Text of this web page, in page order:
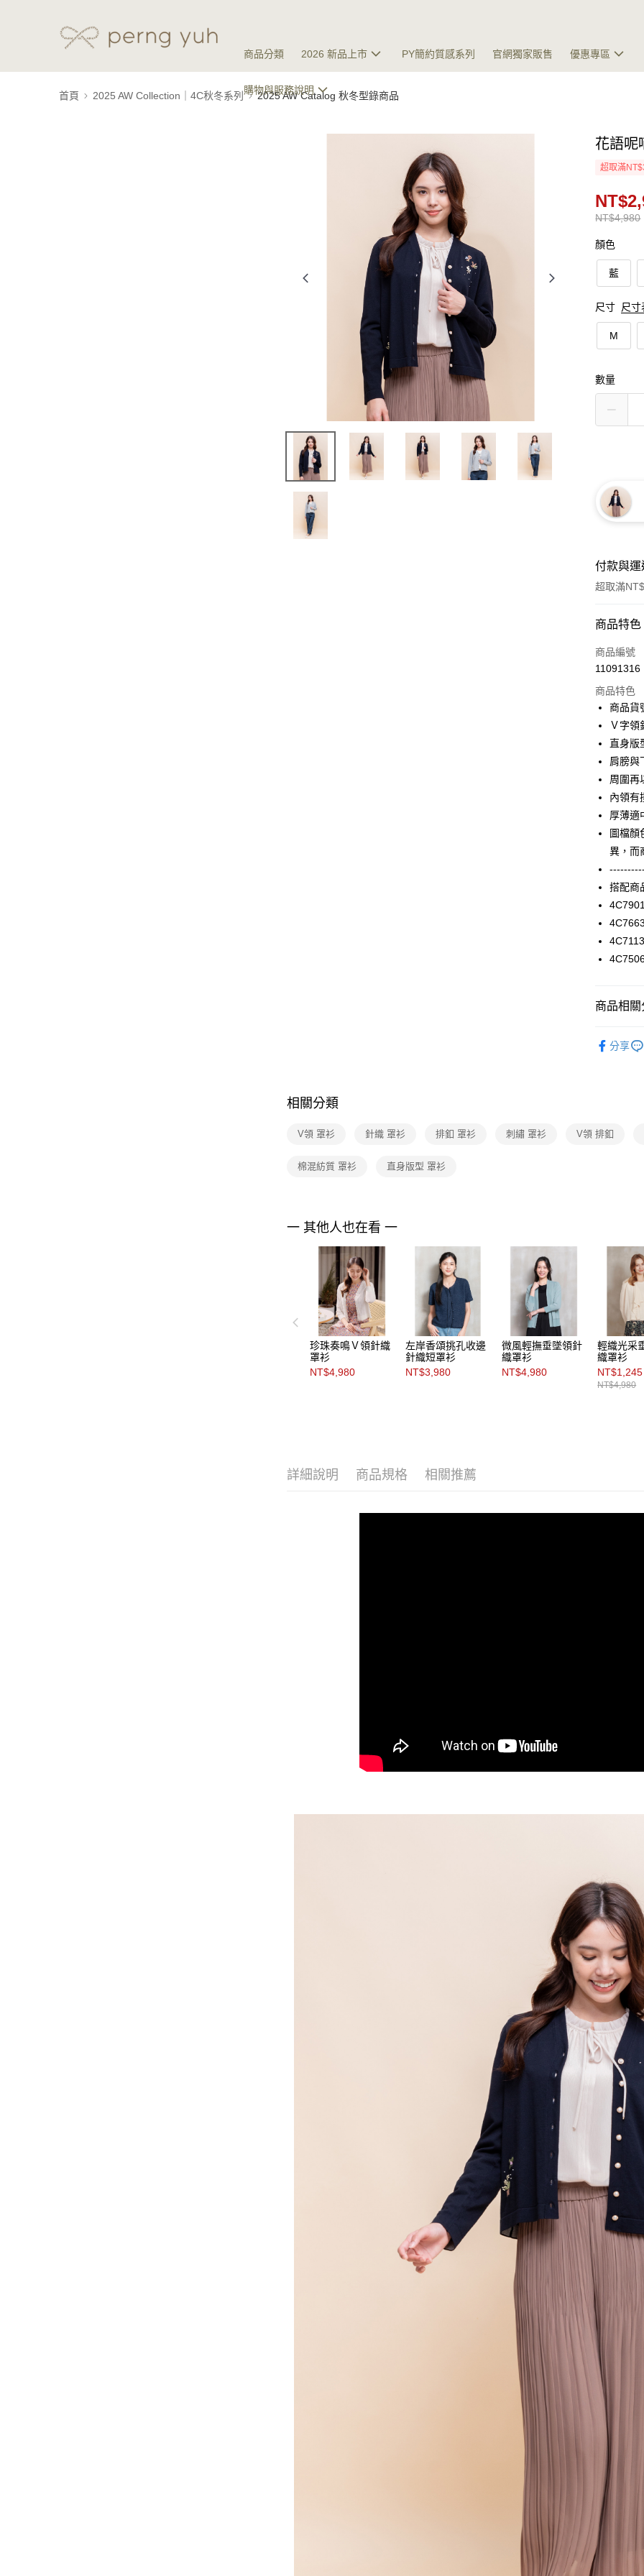
商品分類 2026 新品上市 PY簡約質感系列 官網獨家販售 優惠專區
購物與服務說明
首頁 2025 AW Collection｜4C秋冬系列 2025 AW Catalog 秋冬型錄商品
花語呢
超取滿
NT$4,980
顏色
藍
尺寸 尺寸
M
數量
付款與
超取滿
付款方式
信用卡一
3 期
合作金
華南商
國泰世
臺灣中
匯豐（
聯邦商
元大商
台新國
台灣樂
LINE Pay
街口支付
相關說明
【關於「
AFTEE
２．便利
３．安心
【「
１．於結
付」結帳
※ 請注意
※ 交易是
求債權轉
５．嚴禁
形，恩沛
ATM付款
運送方式
付款後全
每筆
黑貓宅配
商品特色
商品編號
11091316
商品特色
商品貨
Ｖ字領
直身版
肩膀與
周圍再
內領有
厚薄適
圖檔顏
異，而
搭配商
商品相關
商品分享
相關分類
V領 罩衫 針織 罩衫 排釦 罩衫 刺繡 罩衫 V領 排釦
棉混紡質 罩衫 直身版型 罩衫
一 其他人也在看 一
珍珠奏鳴Ｖ領針織
罩衫
NT$4,980
左岸香頌挑孔收邊
針織短罩衫
NT$3,980
微風輕撫垂墜領針
織罩衫
NT$4,980
輕織光采
織罩衫
NT$1,245
NT$4,980
詳細說明 商品規格 相關推薦